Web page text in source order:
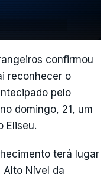
confirmou
reconhecer o
pelo
domingo, 21, um
Eliseu.
terá lugar
Alto Nível da